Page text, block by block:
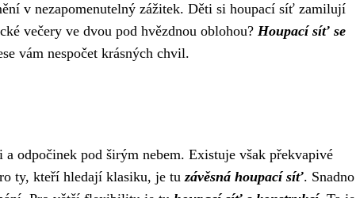
v nezapomenutelný zážitek. Děti si houpací síť zamilují
večery ve dvou pod hvězdnou oblohou? Houpací síť se
vám nespočet krásných chvil.
odpočinek pod širým nebem. Existuje však překvapivé
ty, kteří hledají klasiku, je tuzávěsná houpací síť. Snadno